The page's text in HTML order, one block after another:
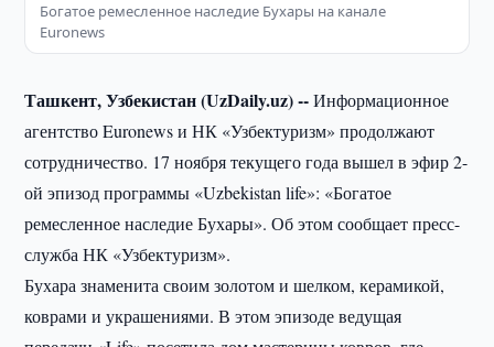
Богатое ремесленное наследие Бухары на канале
Euronews
Ташкент, Узбекистан (UzDaily.uz) --Информационное
агентство Euronews и НК «Узбектуризм» продолжают
сотрудничество. 17 ноября текущего года вышел в эфир 2-
ой эпизод программы «Uzbekistan life»: «Богатое
ремесленное наследие Бухары». Об этом сообщает пресс-
служба НК «Узбектуризм».
Бухара знаменита своим золотом и шелком, керамикой,
коврами и украшениями. В этом эпизоде ведущая